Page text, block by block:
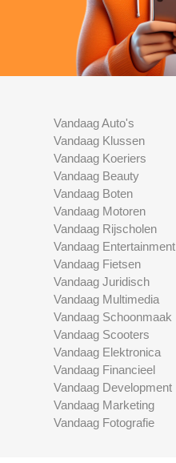
Vandaag Auto's
Vandaag Klussen
Vandaag Koeriers
Vandaag Beauty
Vandaag Boten
Vandaag Motoren
Vandaag Rijscholen
Vandaag Entertainment
Vandaag Fietsen
Vandaag Juridisch
Vandaag Multimedia
Vandaag Schoonmaak
Vandaag Scooters
Vandaag Elektronica
Vandaag Financieel
Vandaag Development
Vandaag Marketing
Vandaag Fotografie